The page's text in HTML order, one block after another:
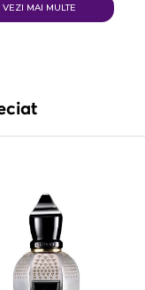
VEZI MAI MULTE